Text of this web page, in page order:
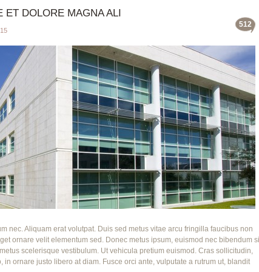
ET DOLORE MAGNA ALI
512
nec. Aliquam erat volutpat. Duis sed metus vitae arcu fringilla faucibus non
ornare velit elementum sed. Donec metus ipsum, euismod nec bibendum
scelerisque vestibulum. Ut vehicula pretium euismod. Cras sollicitudin,
ornare justo libero at diam. Fusce orci ante, vulputate a rutrum ut, blandit